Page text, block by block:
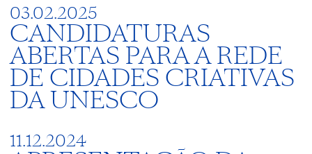
03.02.2025
CANDIDATURAS
ABERTAS PARA A REDE
DE CIDADES CRIATIVAS
DA UNESCO
11.12.2024